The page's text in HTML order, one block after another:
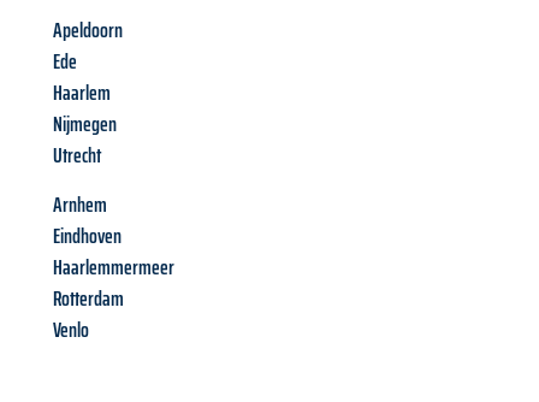
Apeldoorn
Ede
Haarlem
Nijmegen
Utrecht
Arnhem
Eindhoven
Haarlemmermeer
Rotterdam
Venlo